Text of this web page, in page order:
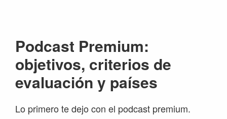
Podcast Premium:
objetivos, criterios de
evaluación y países
Lo primero te dejo con el podcast premium.